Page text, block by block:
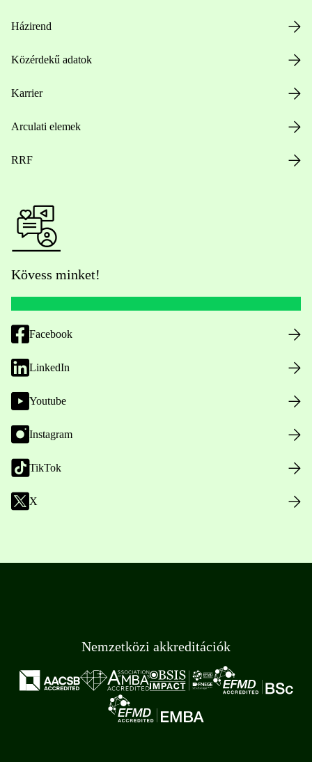
Házirend
Közérdekű adatok
Karrier
Arculati elemek
RRF
Kövess minket!
Facebook
LinkedIn
Youtube
Instagram
TikTok
X
Nemzetközi akkreditációk